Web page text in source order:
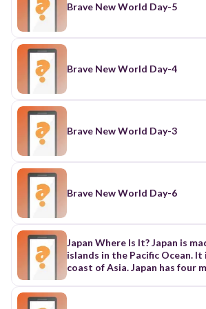
Brave New World Day-5
Brave New World Day-4
Brave New World Day-3
Brave New World Day-6
Japan Where Is It? Japan is made up of a group of
islands in the Pacific Ocean.
coast of Asia. Japan has four